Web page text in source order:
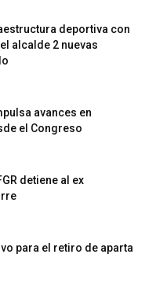
deportiva con
alcalde 2 nuevas
avances en
el Congreso
detiene al ex
para el retiro de aparta